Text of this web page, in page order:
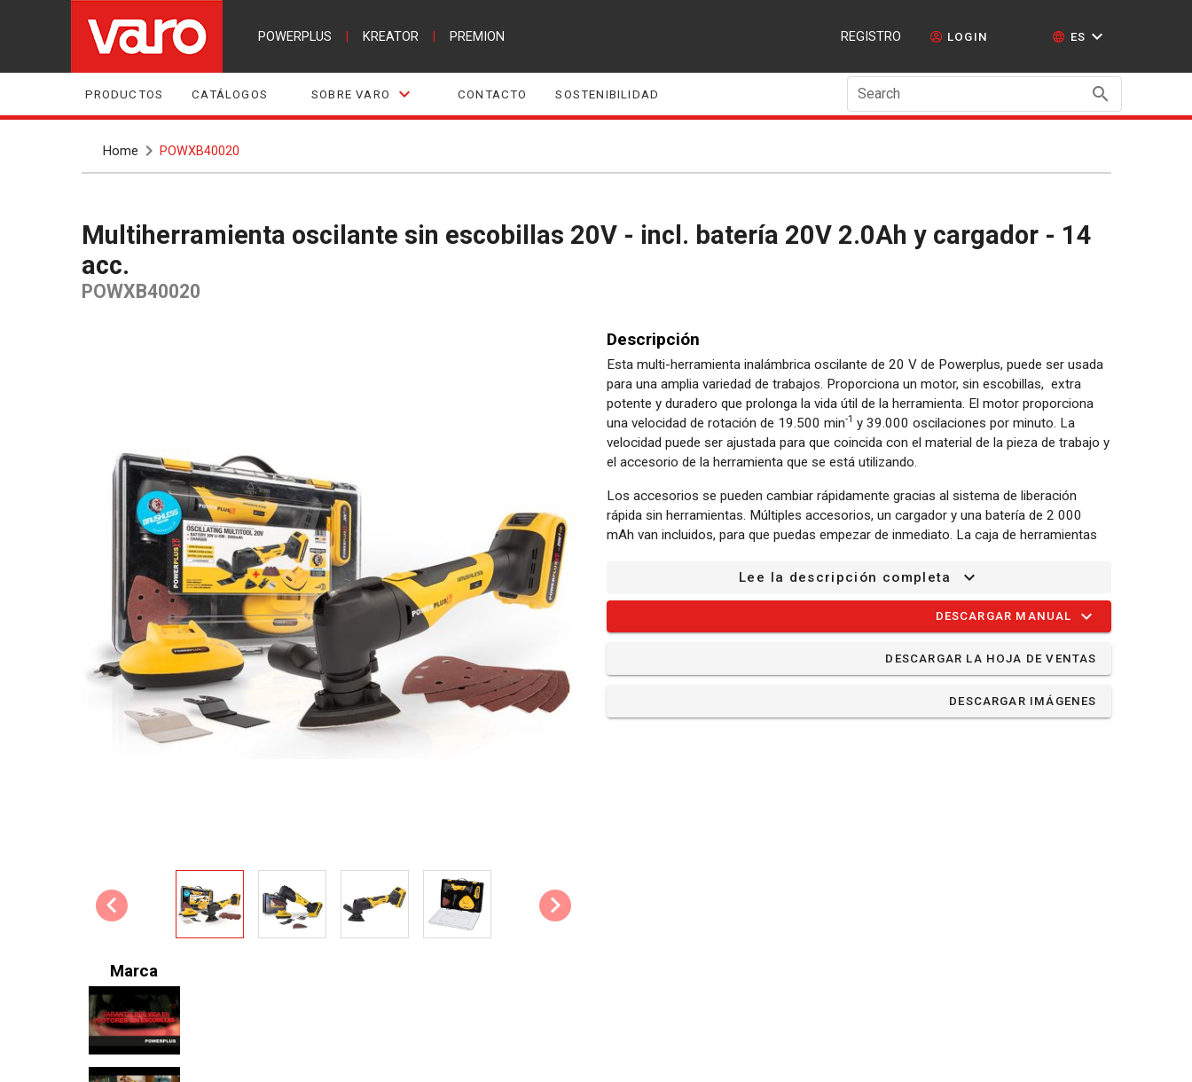
POWERPLUS KREATOR PREMION REGISTRO LOGIN ES
PRODUCTOS CATÁLOGOS SOBRE VARO CONTACTO SOSTENIBILIDAD Search
Home POWXB40020
Multiherramienta oscilante sin escobillas 20V - incl. batería 20V 2.0Ah y cargador - 14
acc.
POWXB40020
Marca
Descripción
Esta multi-herramienta inalámbrica oscilante de 20 V de Powerplus, puede ser usada
para una amplia variedad de trabajos. Proporciona un motor, sin escobillas, extra
potente y duradero que prolonga la vida útil de la herramienta. El motor proporciona
una velocidad de rotación de 19.500 min-1 y 39.000 oscilaciones por minuto. La
velocidad puede ser ajustada para que coincida con el material de la pieza de trabajo y
el accesorio de la herramienta que se está utilizando.
Los accesorios se pueden cambiar rápidamente gracias al sistema de liberación
rápida sin herramientas. Múltiples accesorios, un cargador y una batería de 2 000
mAh van incluidos, para que puedas empezar de inmediato. La caja de herramientas
cuidadosamente todos los artículos.
1x multiherramienta oscillante
1x cargador
Lee la descripción completa
DESCARGAR MANUAL
DESCARGAR LA HOJA DE VENTAS
DESCARGAR IMÁGENES